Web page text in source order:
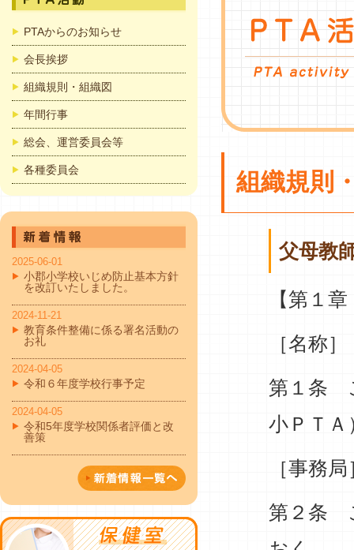
組織規則
父母教
【第１
［名称］
第１条
小ＰＴ
［事務局
第２条
PTAからのお知らせ
会長挨拶
組織規則・組織図
年間行事
総会、運営委員会等
各種委員会
2025-06-01
小郡小学校いじめ防止基本方針
を改訂いたしました。
2024-11-21
教育条件整備に係る署名活動の
お礼
2024-04-05
令和６年度学校行事予定
2024-04-05
令和5年度学校関係者評価と改
善策